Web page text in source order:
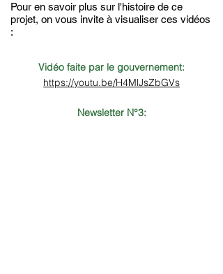
Pour en savoir plus sur l'histoire de ce
projet, on vous invite à visualiser ces vidéos
:
Vidéo faite par le gouvernement:
https://youtu.be/H4MlJsZbGVs
Newsletter N°3: